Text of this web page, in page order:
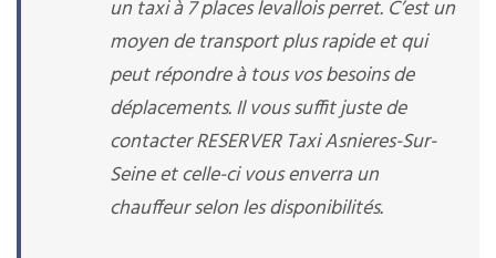
un taxi à 7 places levallois perret. C’est un
moyen de transport plus rapide et qui
peut répondre à tous vos besoins de
déplacements. Il vous suffit juste de
contacter RESERVER Taxi Asnieres-Sur-
Seine et celle-ci vous enverra un
chauffeur selon les disponibilités.